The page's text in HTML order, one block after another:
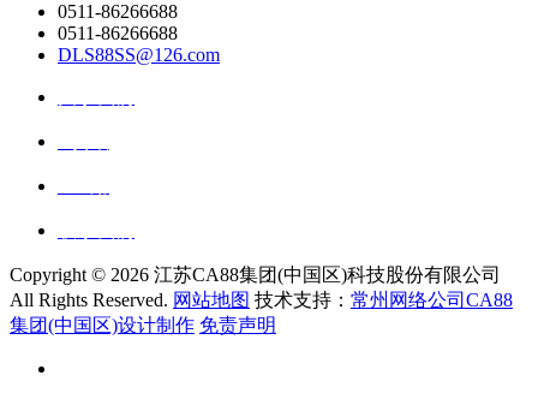
0511-86266688
0511-86266688
DLS88SS@126.com
Copyright © 2026 江苏CA88集团(中国区)科技股份有限公司
All Rights Reserved. 网站地图 技术支持： 常州网络公司CA88
集团(中国区)设计制作 免责声明